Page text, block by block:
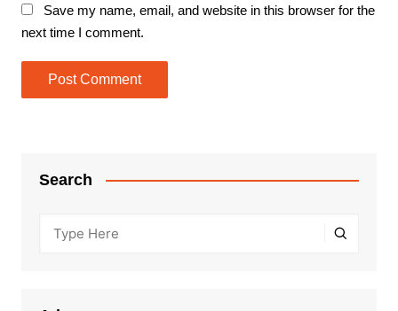
Save my name, email, and website in this browser for the
next time I comment.
Search